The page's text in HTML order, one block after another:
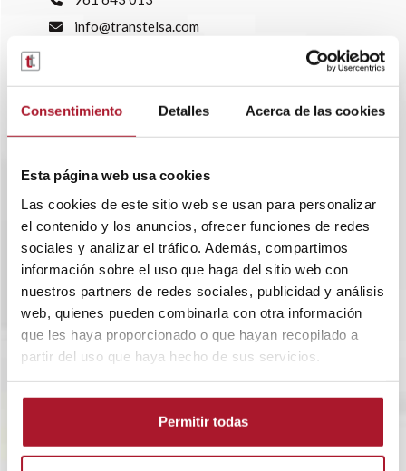
Consentimiento Detalles Acerca de las cookies
Esta página web usa cookies
Las cookies de este sitio web se usan para personalizar
el contenido y los anuncios, ofrecer funciones de redes
sociales y analizar el tráfico. Además, compartimos
información sobre el uso que haga del sitio web con
nuestros partners de redes sociales, publicidad y análisis
web, quienes pueden combinarla con otra información
que les haya proporcionado o que hayan recopilado a
partir del uso que haya hecho de sus servicios.
Permitir todas
info@transtelsa.com
SOBRE TRANSTEL
BLOG
POLÍTICA CORPORATIVA
OFERTAS DE EMPLEO